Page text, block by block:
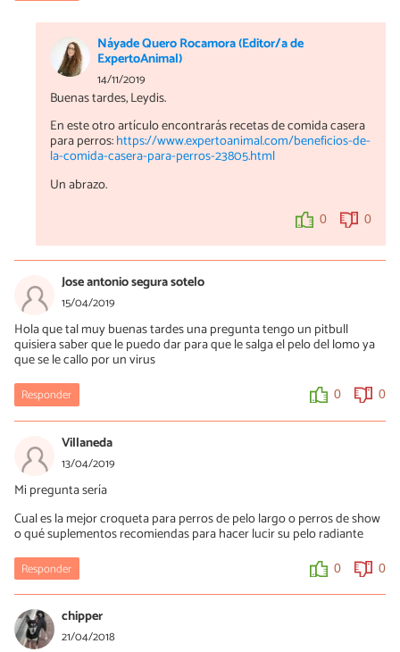
Náyade Quero Rocamora (Editor/a de
ExpertoAnimal)
14/11/2019
Buenas tardes, Leydis.
En este otro artículo encontrarás recetas de comida casera
para perros:https://www.expertoanimal.com/beneficios-de-
la-comida-casera-para-perros-23805.html
Un abrazo.
0 0
Jose antonio segura sotelo
15/04/2019
Hola que tal muy buenas tardes una pregunta tengo un pitbull
quisiera saber que le puedo dar para que le salga el pelo del lomo ya
que se le callo por un virus
Responder 0 0
Villaneda
13/04/2019
Mi pregunta sería
Cual es la mejor croqueta para perros de pelo largo o perros de show
o qué suplementos recomiendas para hacer lucir su pelo radiante
Responder 0 0
chipper
21/04/2018